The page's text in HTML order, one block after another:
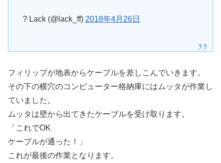
? Lack (@lack_ff) 2018年4月26日
フィリップが地表からケーブルを差しこんでいきます。
その下の横穴のコンピューター格納庫にはムッタが作業し
ていました。
ムッタは壁から出てきたケーブルを受け取ります。
「これでOK
ケーブルが通った！」
これが最後の作業となります。